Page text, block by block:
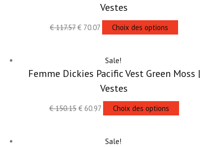
Vestes
€117.57 € 70.07 Choix des options
Sale!
Femme Dickies Pacific Vest Green Moss |
Vestes
€150.15 €60.97 Choix des options
Sale!